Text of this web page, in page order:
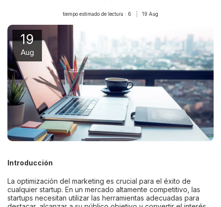
tiempo estimado de lectura : 6 19Aug
19
Aug
Introducción
La optimización del marketing es crucial para el éxito de
cualquier startup. En un mercado altamente competitivo, las
startups necesitan utilizar las herramientas adecuadas para